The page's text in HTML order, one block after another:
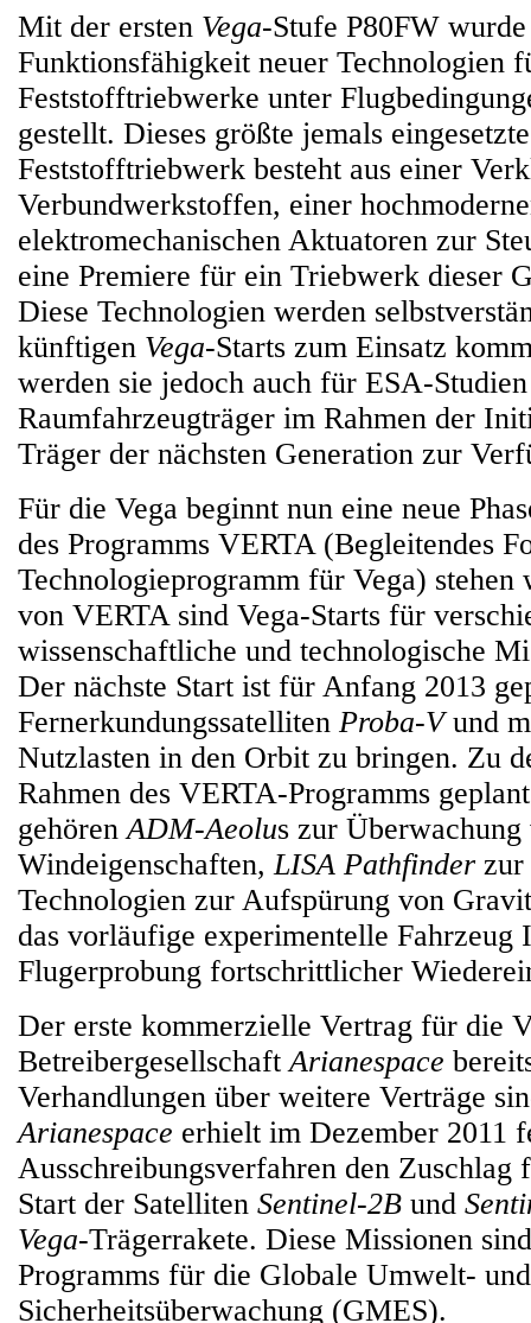
Mit der ersten Vega-Stufe P80FW
Funktionsfähigkeit neuer Technologien
Feststofftriebwerke unter
gestellt. Dieses größte jemals
Feststofftriebwerk besteht aus einer
Verbundwerkstoffen, einer
elektromechanischen Aktuatoren zur
eine Premiere für ein Triebwerk dieser
Diese Technologien werden
künftigen Vega-Starts zum Einsatz
werden sie jedoch auch für ESA-
Raumfahrzeugträger im Rahmen der
Träger der nächsten Generation zur
Für die Vega beginnt nun eine neue
des Programms VERTA (Begleitendes
Technologieprogramm für Vega) stehen
von VERTA sind Vega-Starts für
wissenschaftliche und technologische
Der nächste Start ist für Anfang 2013
Fernerkundungssatelliten Proba-Vund
Nutzlasten in den Orbit zu bringen. Zu
Rahmen des VERTA-Programms
gehörenADM-Aeolus zur Überwachung
Windeigenschaften,LISA Pathfinder zur
Technologien zur Aufspürung von
das vorläufige experimentelle
Flugerprobung fortschrittlicher
Der erste kommerzielle Vertrag für die
BetreibergesellschaftArianespace
Verhandlungen über weitere Verträge
Arianespace erhielt im Dezember 2011
Ausschreibungsverfahren den Zuschlag
Start der Satelliten Sentinel-2B und
Vega-Trägerrakete. Diese Missionen
Programms für die Globale Umwelt- und
Sicherheitsüberwachung (GMES).